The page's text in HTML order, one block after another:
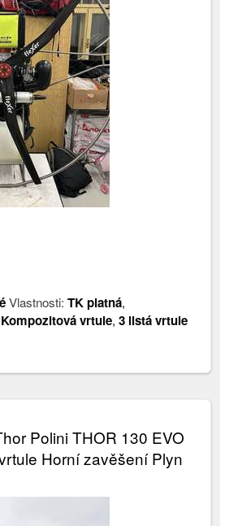
Vlastnosti:TK platná,
Kompozitová vrtule,3 listá vrtule
Polini THOR 130 EVO
Horní zavěšení Plyn